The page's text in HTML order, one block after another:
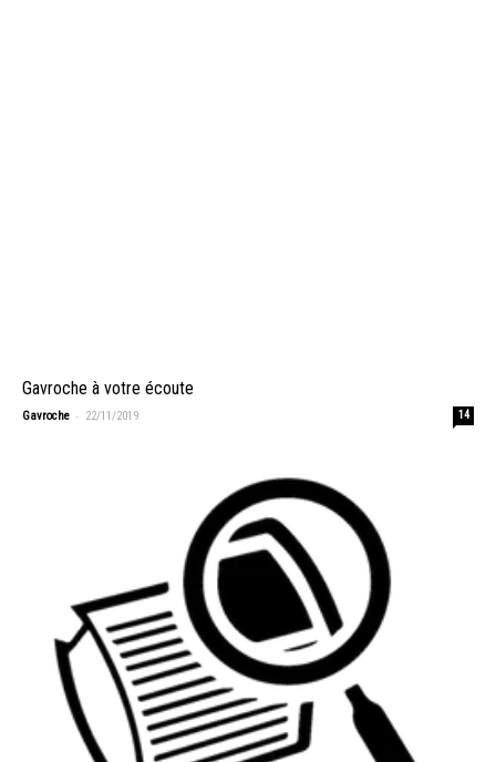
Gavroche à votre écoute
Gavroche - 22/11/2019 14